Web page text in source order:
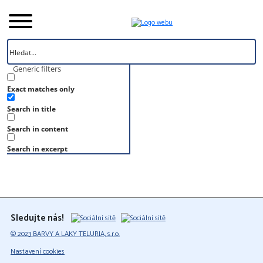
Generic filters
Exact matches only
Search in title
Search in content
Search in excerpt
Úvod
Vzorník
S 5030-Y30R
S 5030-Y30R
Sledujte nás!
© 2023 BARVY A LAKY TELURIA, s.r.o.
Nastavení cookies